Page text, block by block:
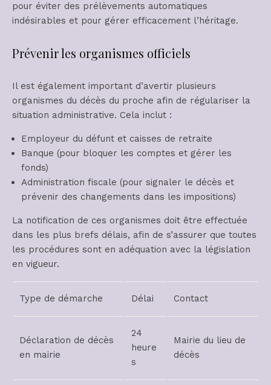
pour éviter des prélèvements automatiques
indésirables et pour gérer efficacement l’héritage.
Prévenir les organismes officiels
Il est également important d’avertir plusieurs
organismes du décès du proche afin de régulariser la
situation administrative. Cela inclut :
Employeur du défunt et caisses de retraite
Banque (pour bloquer les comptes et gérer les
fonds)
Administration fiscale (pour signaler le décès et
prévenir des changements dans les impositions)
La notification de ces organismes doit être effectuée
dans les plus brefs délais, afin de s’assurer que toutes
les procédures sont en adéquation avec la législation
en vigueur.
Type de démarche Délai Contact
Déclaration de décès
en mairie
24
heure
s
Mairie du lieu de
décès